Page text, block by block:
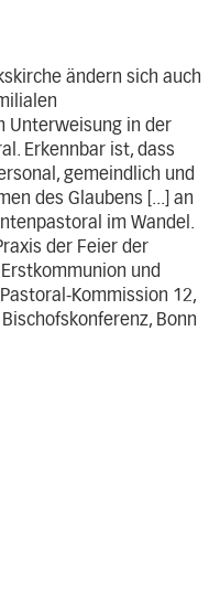
ändern sich auch
Unterweisung in der
Erkennbar ist, dass
gemeindlich und
des Glaubens [...] an
im Wandel.
der Feier der
und
Kommission 12,
Bonn